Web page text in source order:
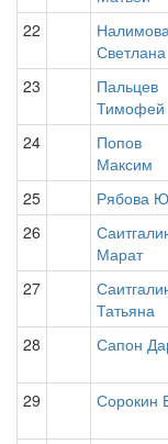
22
Светлана
23
Пальцев
Тимофей
24
Попов
Максим
25 Рябова
26
Марат
27
Татьяна
28 Сапон
29 Сорокин